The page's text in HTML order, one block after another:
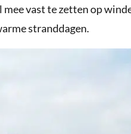
mee vast te zetten op
stranddagen.